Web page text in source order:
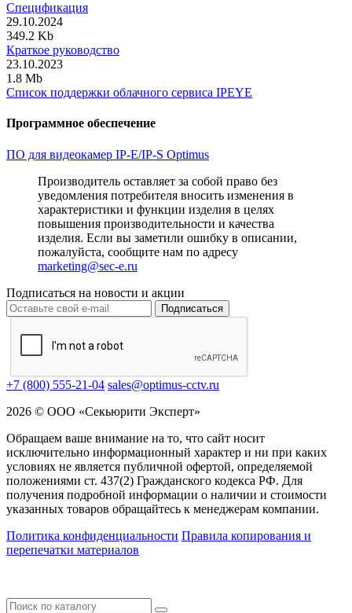
Спецификация
29.10.2024
349.2 Kb
Краткое руководство
23.10.2023
1.8 Mb
Список поддержки облачного сервиса IPEYE
Программное обеспечение
ПО для видеокамер IP-E/IP-S Optimus
Производитель оставляет за собой право без
уведомления потребителя вносить изменения в
характеристики и функции изделия в целях
повышения производительности и качества
изделия. Если вы заметили ошибку в описании,
пожалуйста, сообщите нам по адресу
marketing@sec-e.ru
Подписаться на новости и акции
Подписаться
+7 (800) 555-21-04 sales@optimus-cctv.ru
2026 © ООО «Секьюрити Эксперт»
Обращаем ваше внимание на то, что сайт носит
исключительно информационный характер и ни при каких
условиях не является публичной офертой, определяемой
положениями ст. 437(2) Гражданского кодекса РФ. Для
получения подробной информации о наличии и стоимости
указанных товаров обращайтесь к менеджерам компании.
Политика конфиденциальности Правила копирования и
перепечатки материалов